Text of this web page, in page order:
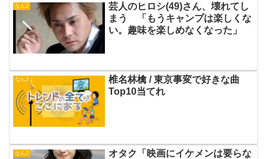
なんJ
芸人のヒロシ(49)さん、壊れてし
まう 「もうキャンプは楽しくな
い。趣味を楽しめなくなった」
なんJ
椎名林檎 / 東京事変で好きな曲
Top10当てれ
なんJ
オタク「映画にイケメンは要らな